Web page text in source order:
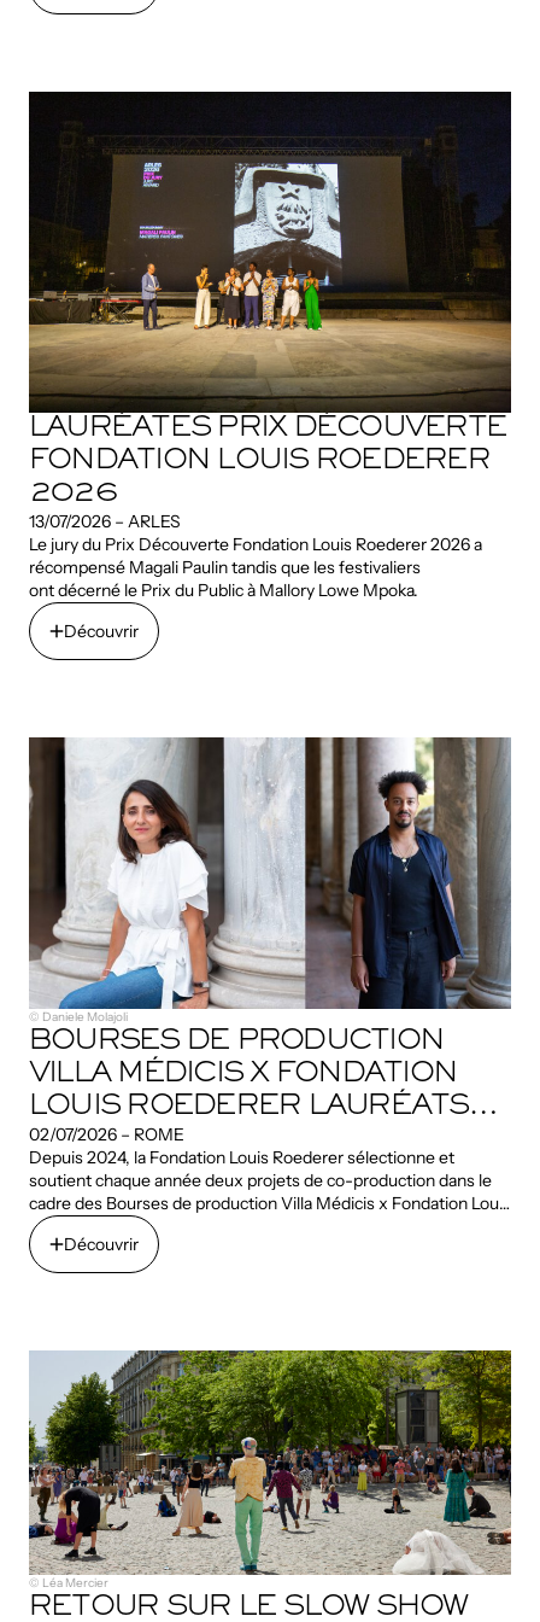
LAURÉATES PRIX DÉCOUVERTE
FONDATION LOUIS ROEDERER
2026
13/07/2026 – ARLES
Le jury du Prix Découverte Fondation Louis Roederer 2026 a
récompensé Magali Paulin tandis que les festivaliers
ont décerné le Prix du Public à Mallory Lowe Mpoka.
Découvrir
© Daniele Molajoli
BOURSES DE PRODUCTION
VILLA MÉDICIS X FONDATION
LOUIS ROEDERER LAURÉATS
2026
02/07/2026 – ROME
Depuis 2024, la Fondation Louis Roederer sélectionne et
soutient chaque année deux projets de co-production dans le
cadre des Bourses de production Villa Médicis x Fondation Louis
Roederer : un projet artistique et un projet de recherche.
Découvrir
© Léa Mercier
RETOUR SUR LE SLOW SHOW